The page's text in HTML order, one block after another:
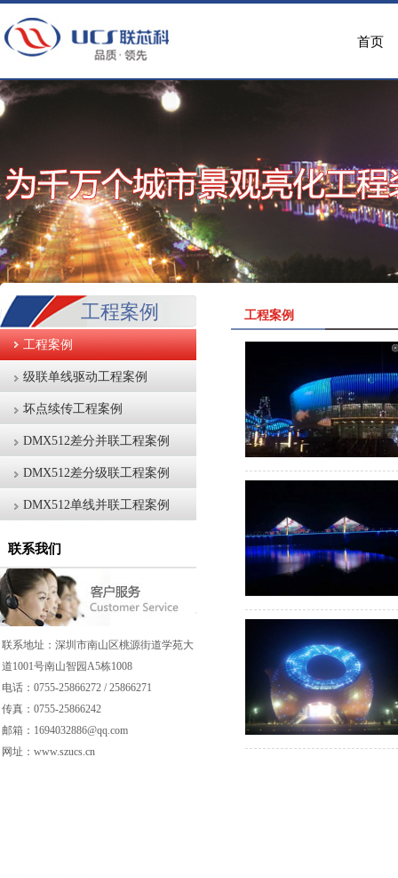
首页
工程案例 工程案例
工程案例
级联单线驱动工程案例
坏点续传工程案例
DMX512差分并联工程案例
DMX512差分级联工程案例
DMX512单线并联工程案例
联系我们
联系地址：深圳市南山区桃源街道学苑大
道1001号南山智园A5栋1008
电话：0755-25866272 / 25866271
传真：0755-25866242
邮箱：1694032886@qq.com
网址：www.szucs.cn